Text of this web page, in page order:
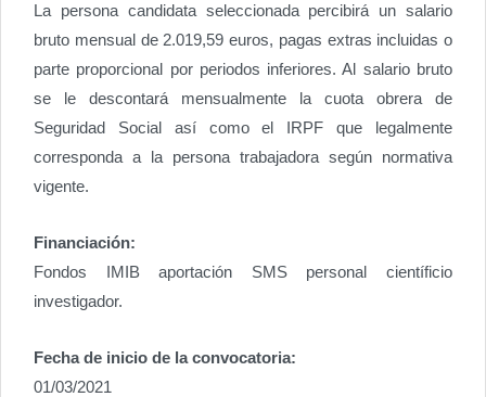
La persona candidata seleccionada percibirá un salario
bruto mensual de 2.019,59 euros, pagas extras incluidas o
parte proporcional por periodos inferiores. Al salario bruto
se le descontará mensualmente la cuota obrera de
Seguridad Social así como el IRPF que legalmente
corresponda a la persona trabajadora según normativa
vigente.
Financiación:
Fondos IMIB aportación SMS personal científicio
investigador.
Fecha de inicio de la convocatoria:
01/03/2021